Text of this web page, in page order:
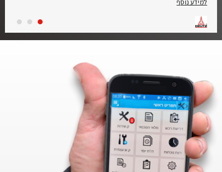
קיצוניים. התקנה קלה ולא יקרה הודות למשקל מינימלי ומרחב התקנה קטן.
התכנון החסון של המנוע מאפשר הפעלה בכל רחבי העולם, גם עם סוגי דלק
בעלי תכולת גפרית גבוהה. מערכת הזרקה יעילה ושריפה משופרת מבטיחות
למידע נוסף